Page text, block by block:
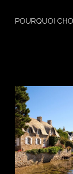
POURQUOI
marché
l'achat, de la
vous
personnalisés.
Immobilier,